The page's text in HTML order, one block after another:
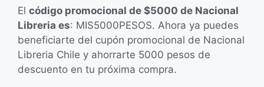
El código promocional de $5000 de Nacional
Libreria es: MIS5000PESOS. Ahora ya puedes
beneficiarte del cupón promocional de Nacional
Libreria Chile y ahorrarte 5000 pesos de
descuento en tu próxima compra.